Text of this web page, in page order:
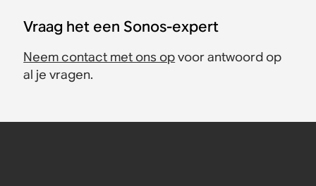
Vraag het een Sonos-expert
Neem contact met ons opvoor antwoord op
al je vragen.